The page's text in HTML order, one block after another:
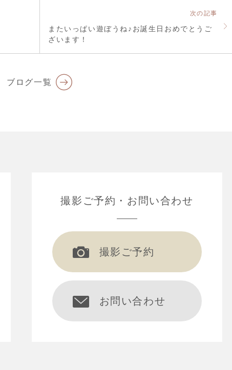
次の記事
またいっぱい遊ぼうね♪お誕生日おめでとうご
ざいます！
ブログ一覧
撮影ご予約 お問い合わせ
撮影ご予約
お問い合わせ